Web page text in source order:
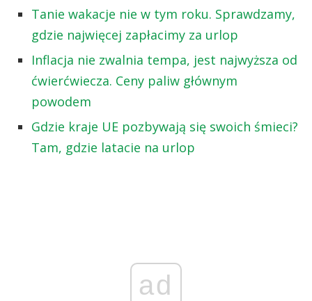
Tanie wakacje nie w tym roku. Sprawdzamy,
gdzie najwięcej zapłacimy za urlop
Inflacja nie zwalnia tempa, jest najwyższa od
ćwierćwiecza. Ceny paliw głównym
powodem
Gdzie kraje UE pozbywają się swoich śmieci?
Tam, gdzie latacie na urlop
ad